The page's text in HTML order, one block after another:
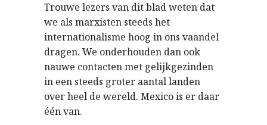
Trouwe lezers van dit blad weten dat
we als marxisten steeds het
internationalisme hoog in ons vaandel
dragen. We onderhouden dan ook
nauwe contacten met gelijkgezinden
in een steeds groter aantal landen
over heel de wereld. Mexico is er daar
één van.